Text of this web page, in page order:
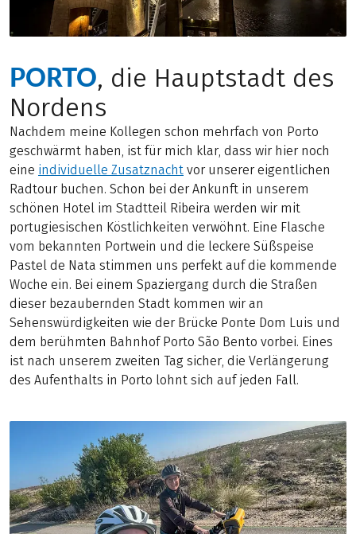
PORTO, die Hauptstadt des
Nordens
Nachdem meine Kollegen schon mehrfach von Porto
geschwärmt haben, ist für mich klar, dass wir hier noch
eine individuelle Zusatznacht vor unserer eigentlichen
Radtour buchen. Schon bei der Ankunft in unserem
schönen Hotel im Stadtteil Ribeira werden wir mit
portugiesischen Köstlichkeiten verwöhnt. Eine Flasche
vom bekannten Portwein und die leckere Süßspeise
Pastel de Nata stimmen uns perfekt auf die kommende
Woche ein. Bei einem Spaziergang durch die Straßen
dieser bezaubernden Stadt kommen wir an
Sehenswürdigkeiten wie der Brücke Ponte Dom Luis und
dem berühmten Bahnhof Porto São Bento vorbei. Eines
ist nach unserem zweiten Tag sicher, die Verlängerung
des Aufenthalts in Porto lohnt sich auf jeden Fall.